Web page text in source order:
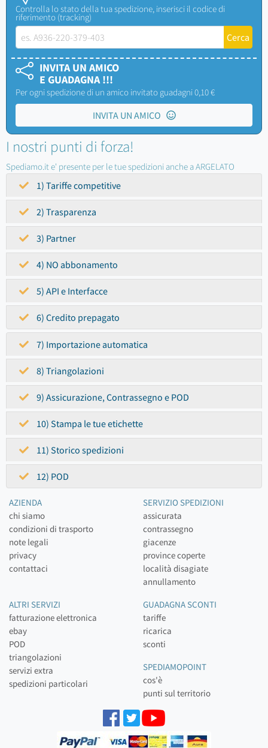
Controlla lo stato della tua spedizione, inserisci il codice di
riferimento (tracking)
INVITA UN AMICO
E GUADAGNA !!!
Per ogni spedizione di un amico invitato guadagni 0,10 €
INVITA UN AMICO
I nostri punti di forza!
Spediamo.it e' presente per le tue spedizioni anche a ARGELATO
1) Tariffe competitive
2) Trasparenza
3) Partner
4) NO abbonamento
5) API e Interfacce
6) Credito prepagato
7) Importazione automatica
8) Triangolazioni
9) Assicurazione, Contrassegno e POD
10) Stampa le tue etichette
11) Storico spedizioni
12) POD
AZIENDA
chi siamo
condizioni di trasporto
note legali
privacy
contattaci
SERVIZIO SPEDIZIONI
assicurata
contrassegno
giacenze
province coperte
località disagiate
annullamento
ALTRI SERVIZI
fatturazione elettronica
ebay
POD
triangolazioni
servizi extra
spedizioni particolari
GUADAGNA SCONTI
tariffe
ricarica
sconti
SPEDIAMOPOINT
cos'è
punti sul territorio